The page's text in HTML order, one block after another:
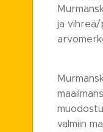
ja vihreä/
valmiin